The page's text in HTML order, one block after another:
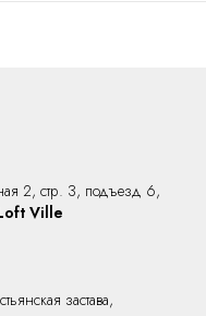
2, стр. 3, подъезд 6,
Ville
застава,